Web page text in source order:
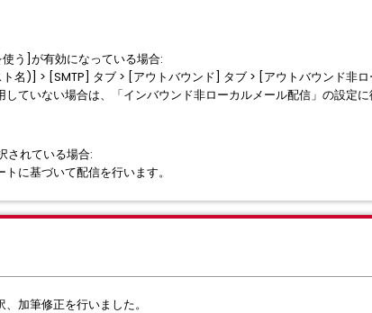
う]が有効になっている場合:
名)] > [SMTP] タブ > [アウトバウンド] タブ > [アウトバウンド非
ていない場合は、「インバウンド非ローカルメール配信」の設定に
されている場合:
に基づいて配信を行います。
加筆修正を行いました。